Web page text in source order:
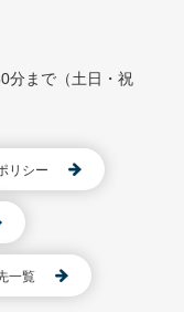
分まで（土日・祝
リシー
一覧